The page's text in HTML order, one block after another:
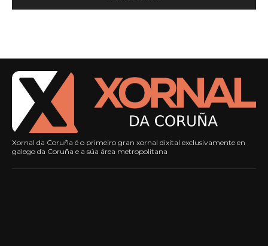
Xornal da Coruña é o primeiro gran xornal dixital exclusivamente en
galego da Coruña e a súa área metropolitana